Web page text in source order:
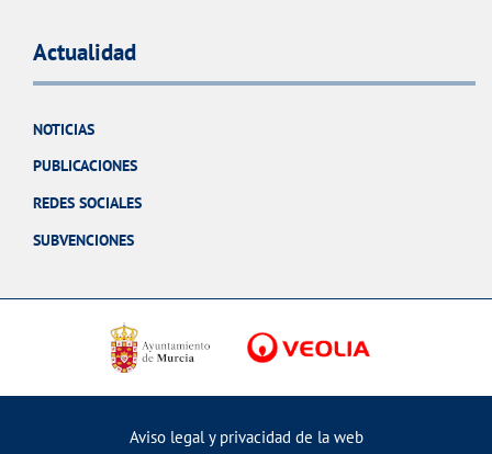
Actualidad
NOTICIAS
PUBLICACIONES
REDES SOCIALES
SUBVENCIONES
Aviso legal y privacidad de la web